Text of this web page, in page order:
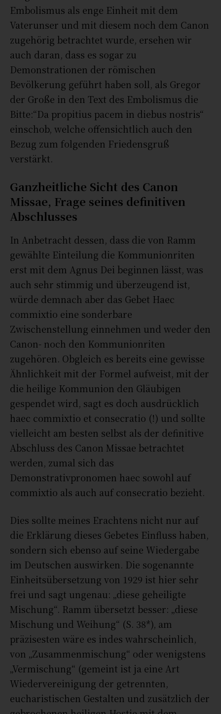
Embolismus als enge Einheit mit dem
Vaterunser und mit diesem noch dem Canon
zugehörig betrachtet wurde, ersehen wir
auch daran, dass es sogar zu
Demonstrationen der römischen
Bevölkerung geführt haben soll, als Gregor
der Große in den Text des Embolismus die
Bitte:“Da propitius pacem in diebus nostris“
einschob, welche offensichtlich auch den
Bezug zum folgenden Friedensgruß
verstärkt.
Ganzheitliche Sicht des Canon
Missae, Frage seines definitiven
Abschlusses
In Anbetracht dessen, dass die von Ramm
gewählte Einteilung die Kommunionriten
erst mit dem Agnus Dei beginnen lässt, was
auch sehr stimmig und überzeugend ist,
würde demnach aber das Gebet Haec
commixtio eine sonderbare
Zwischenstellung einnehmen und weder den
Canon- noch den Kommunionriten
zugehören. Obgleich es bereits eine gewisse
Ähnlichkeit mit der Formel aufweist, mit der
die heilige Kommunion den Gläubigen
gespendet wird, sagt es doch ausdrücklich
haec commixtio et consecratio (!) und sollte
vielleicht am besten selbst als der definitive
Abschluss des Canon Missae betrachtet
werden, zumal sich das
Demonstrativpronomen haec sowohl auf
commixtio als auch auf consecratio bezieht.
Dies sollte meines Erachtens nicht nur auf
die Erklärung dieses Gebetes Einfluss haben,
sondern sich ebenso auf seine Wiedergabe
im Deutschen auswirken. Die sogenannte
Einheitsübersetzung von 1929 ist hier sehr
frei und sagt ungenau: „diese geheiligte
Mischung“. Ramm übersetzt besser: „diese
Mischung und Weihung“ (S. 38*), am
präzisesten wäre es indes wahrscheinlich,
von „Zusammenmischung“ oder wenigstens
„Vermischung“ (gemeint ist ja eine Art
Wiedervereinigung der getrennten,
eucharistischen Gestalten und zusätzlich der